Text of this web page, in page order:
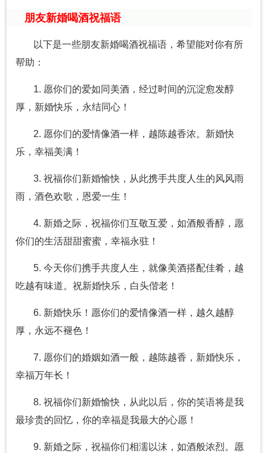
朋友新婚喝酒祝福语
以下是一些朋友新婚喝酒祝福语，希望能对你有所
帮助：
1. 愿你们的爱如同美酒，经过时间的沉淀愈发醇
厚，新婚快乐，永结同心！
2. 愿你们的爱情像酒一样，越陈越香浓。新婚快
乐，幸福美满！
3. 祝福你们新婚愉快，从此携手共度人生的风风雨
雨，酒色欢歌，恩爱一生！
4. 新婚之际，祝福你们互敬互爱，如酒般香醇，愿
你们的生活甜甜蜜蜜，幸福永驻！
5. 今天你们携手共度人生，就像美酒搭配佳肴，越
吃越有味道。祝新婚快乐，白头偕老！
6. 新婚快乐！愿你们的爱情像酒一样，越久越醇
厚，永远不褪色！
7. 愿你们的婚姻如酒一般，越陈越香，新婚快乐，
幸福万年长！
8. 祝福你们新婚愉快，从此以后，你的笑语将是我
最珍贵的回忆，你的幸福是我最大的心愿！
9. 新婚之际，祝福你们相濡以沫，如酒般浓烈。愿